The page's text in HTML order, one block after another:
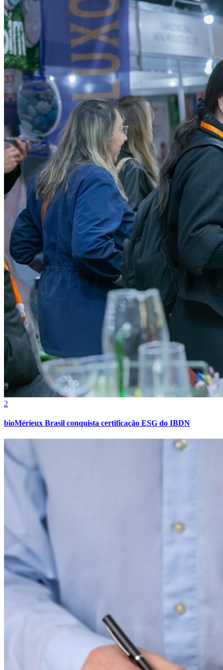
Botafogo
Grêmio
Internacional
2
bioMérieux Brasil conquista certificação ESG do IBDN